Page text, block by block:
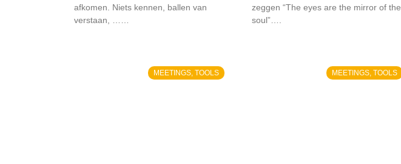
afkomen. Niets kennen, ballen van
verstaan, ……
zeggen “The eyes are the mirror of the
soul”….
MEETINGS, TOOLS MEETINGS, TOOLS